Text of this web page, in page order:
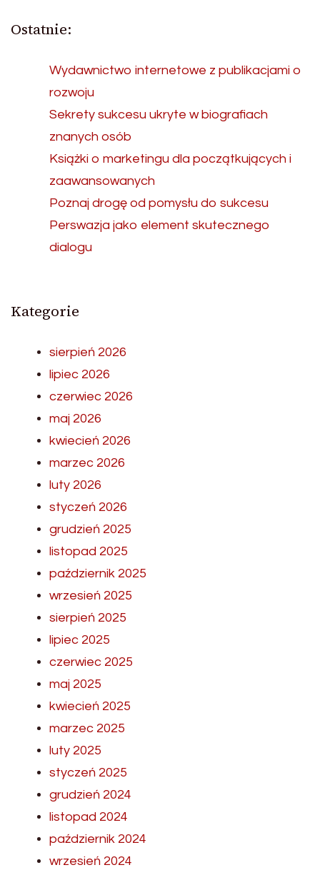
Ostatnie:
Wydawnictwo internetowe z publikacjami o
rozwoju
Sekrety sukcesu ukryte w biografiach
znanych osób
Książki o marketingu dla początkujących i
zaawansowanych
Poznaj drogę od pomysłu do sukcesu
Perswazja jako element skutecznego
dialogu
Kategorie
sierpień 2026
lipiec 2026
czerwiec 2026
maj 2026
kwiecień 2026
marzec 2026
luty 2026
styczeń 2026
grudzień 2025
listopad 2025
październik 2025
wrzesień 2025
sierpień 2025
lipiec 2025
czerwiec 2025
maj 2025
kwiecień 2025
marzec 2025
luty 2025
styczeń 2025
grudzień 2024
listopad 2024
październik 2024
wrzesień 2024